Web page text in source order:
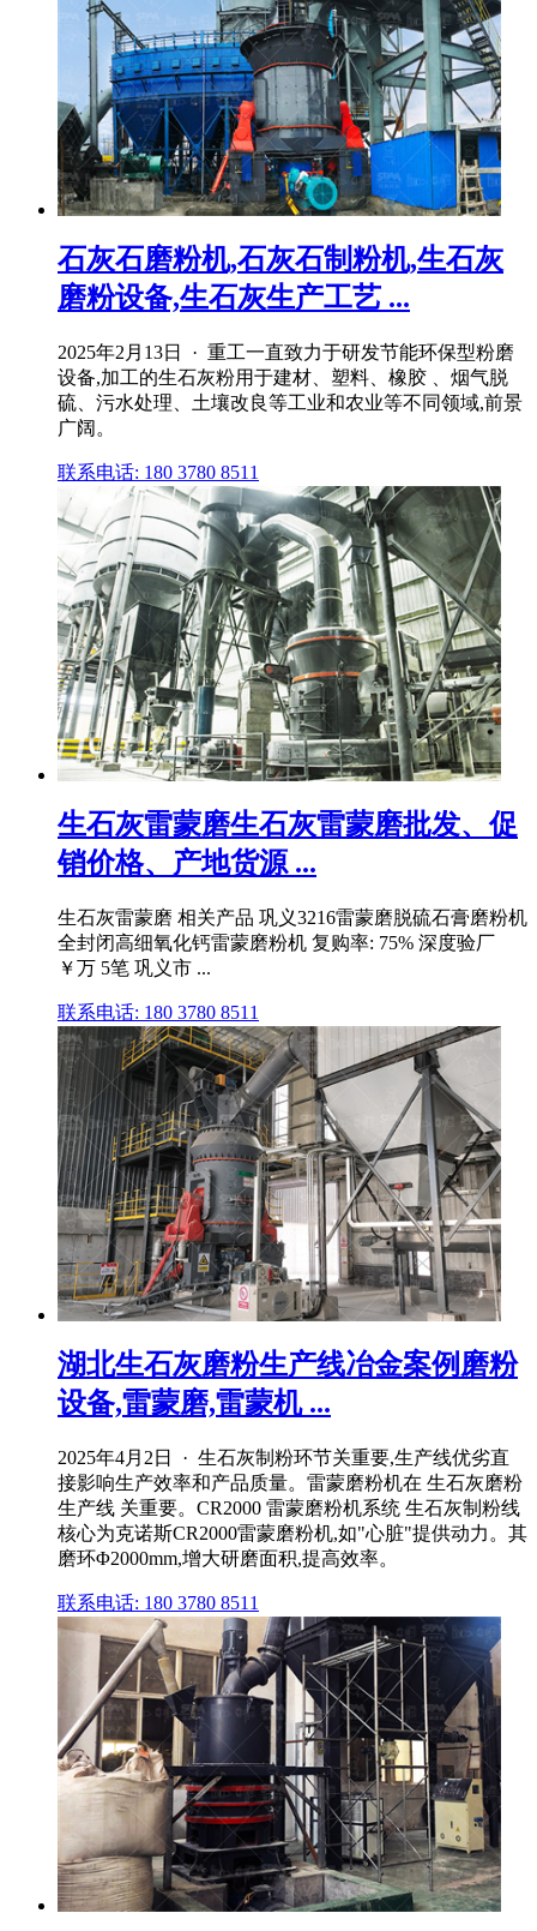
石灰石磨粉机,石灰石制粉机,生石灰
磨粉设备,生石灰生产工艺 ...
2025年2月13日 · 重工一直致力于研发节能环保型粉磨
设备,加工的生石灰粉用于建材、塑料、橡胶 、烟气脱
硫、污水处理、土壤改良等工业和农业等不同领域,前景
广阔。
联系电话: 180 3780 8511
生石灰雷蒙磨生石灰雷蒙磨批发、促
销价格、产地货源 ...
生石灰雷蒙磨 相关产品 巩义3216雷蒙磨脱硫石膏磨粉机
全封闭高细氧化钙雷蒙磨粉机 复购率: 75% 深度验厂
￥万 5笔 巩义市 ...
联系电话: 180 3780 8511
湖北生石灰磨粉生产线冶金案例磨粉
设备,雷蒙磨,雷蒙机 ...
2025年4月2日 · 生石灰制粉环节关重要,生产线优劣直
接影响生产效率和产品质量。雷蒙磨粉机在 生石灰磨粉
生产线 关重要。CR2000 雷蒙磨粉机系统 生石灰制粉线
核心为克诺斯CR2000雷蒙磨粉机,如"心脏"提供动力。其
磨环Φ2000mm,增大研磨面积,提高效率。
联系电话: 180 3780 8511